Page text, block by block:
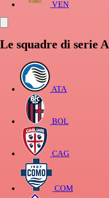
VEN
Le squadre di serie A
ATA
BOL
CAG
COM